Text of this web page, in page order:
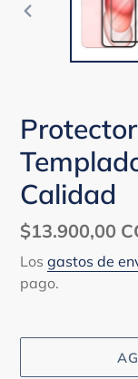
DIAPOSITIVA
Calidad
Precio
habitual
$13.900,00
Los gastos de
pago.